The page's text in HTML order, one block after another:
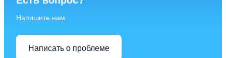
Напишите нам
Написать о проблеме